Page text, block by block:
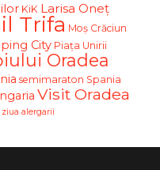
KiK Larisa Oneț
Trifa Moş Crăciun
City Piața Unirii
Oradea
semimaraton Spania
Visit Oradea
ziua alergarii